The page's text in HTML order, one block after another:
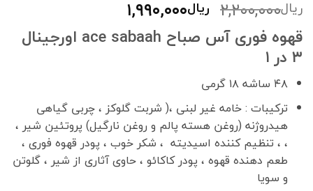
ریال۲,۲۰۰,۰۰۰ قیمت
اصلی:
ریال۲,۲۰۰,۰۰۰
ریال۱,۹۹۰,۰۰۰قیمت
فعلی:
ریال۱,۹۹۰,۰۰۰. قهوه فوری آس صباح ace sabaah اورجینال
۳ در ۱
۴۸ ساشه ۱۸ گرمی
ترکیبات : خامه غیر لبنی ،( شربت گلوکز ، چربی گیاهی
هیدروژنه (روغن هسته پالم و روغن نارگیل) پروتئین شیر ،
، ، تنظیم کننده اسیدیته ، شکر خوب ، پودر قهوه فوری ،
طعم دهنده قهوه ، پودر کاکائو ، حاوی آثاری از شیر ، گلوتن
و سویا